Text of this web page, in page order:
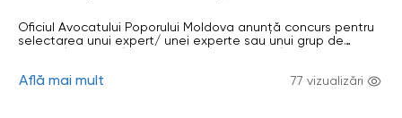
persoane fizice) pentru elaborarea
„Participarea copiilor în procesele
Oficiul Avocatului Poporului Moldova anunță concurs pentru
selectarea unui expert/ unei experte sau unui grup de
copiilor în procesele electorale și politice în Republica
Află mai mult 77 vizualizări